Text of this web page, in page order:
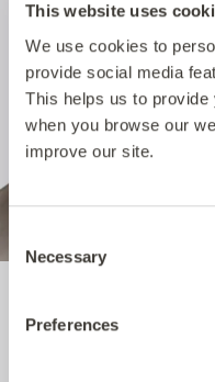
This website uses
We use cookies to
provide social media
This helps us to provide
when you browse our
improve our site.
Selection
Necessary
Preferences
Quantum